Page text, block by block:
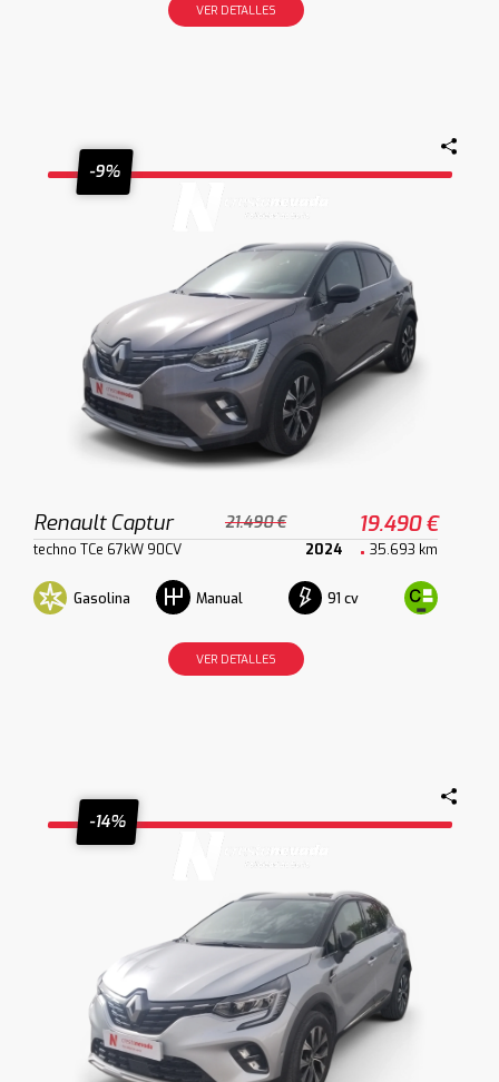
VER DETALLES
-9%
Renault Captur 21.490 € 19.490 €
techno TCe 67kW 90CV 2024 35.693 km
Gasolina Manual 91 cv
VER DETALLES
-14%